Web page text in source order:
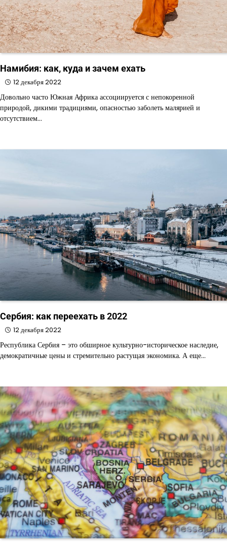
Намибия: как, куда и зачем ехать
12 декабря 2022
Довольно часто Южная Африка ассоциируется с непокоренной
природой, дикими традициями, опасностью заболеть малярией и
отсутствием…
Сербия: как переехать в 2022
12 декабря 2022
Республика Сербия – это обширное культурно-историческое наследие,
демократичные цены и стремительно растущая экономика. А еще…